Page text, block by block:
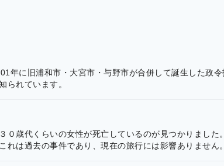
年に旧浦和市・大宮市・与野市が合併して誕生した政
られています。
歳代くらいの女性が死亡しているのが見つかりました
は過去の事件であり、現在の旅行には影響ありません。